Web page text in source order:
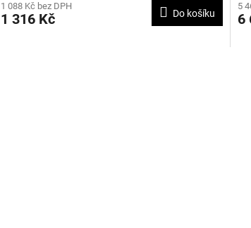
1 088 Kč bez DPH
1 316 Kč Do košíku
5
6